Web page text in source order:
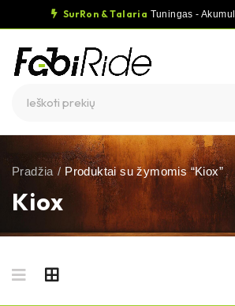
SurRon & Talaria Tuningas -
Kiox
Pradžia / Produktai su žymomis “Kiox”